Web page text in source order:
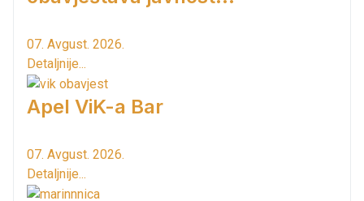
07. Avgust. 2026.
Detaljnije...
Apel ViK-a Bar
07. Avgust. 2026.
Detaljnije...